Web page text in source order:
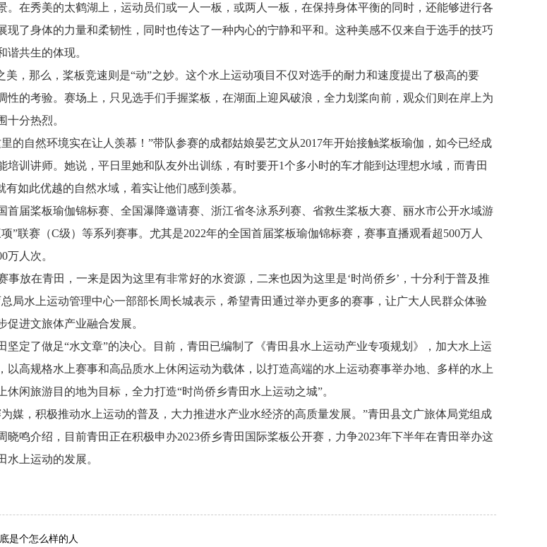
。在秀美的太鹤湖上，运动员们或一人一板，或两人一板，在保持身体平衡的同时，还能够进行各
现了身体的力量和柔韧性，同时也传达了一种内心的宁静和平和。这种美感不仅来自于选手的技巧
谐共生的体现。
美，那么，桨板竞速则是“动”之妙。这个水上运动项目不仅对选手的耐力和速度提出了极高的要
性的考验。赛场上，只见选手们手握桨板，在湖面上迎风破浪，全力划桨向前，观众们则在岸上为
十分热烈。
的自然环境实在让人羡慕！”带队参赛的成都姑娘晏艺文从2017年开始接触桨板瑜伽，如今已经成
培训讲师。她说，平日里她和队友外出训练，有时要开1个多小时的车才能到达理想水域，而青田
有如此优越的自然水域，着实让他们感到羡慕。
首届桨板瑜伽锦标赛、全国瀑降邀请赛、浙江省冬泳系列赛、省救生桨板大赛、丽水市公开水域游
”联赛（C级）等系列赛事。尤其是2022年的全国首届桨板瑜伽锦标赛，赛事直播观看超500万人
万人次。
事放在青田，一来是因为这里有非常好的水资源，二来也因为这里是‘时尚侨乡’，十分利于普及推
局水上运动管理中心一部部长周长城表示，希望青田通过举办更多的赛事，让广大人民群众体验
进文旅体产业融合发展。
坚定了做足“水文章”的决心。目前，青田已编制了《青田县水上运动产业专项规划》，加大水上运
以高规格水上赛事和高品质水上休闲运动为载体，以打造高端的水上运动赛事举办地、多样的水上
闲旅游目的地为目标，全力打造“时尚侨乡青田水上运动之城”。
媒，积极推动水上运动的普及，大力推进水产业水经济的高质量发展。”青田县文广旅体局党组成
晓鸣介绍，目前青田正在积极申办2023侨乡青田国际桨板公开赛，力争2023年下半年在青田举办这
水上运动的发展。
是个怎么样的人